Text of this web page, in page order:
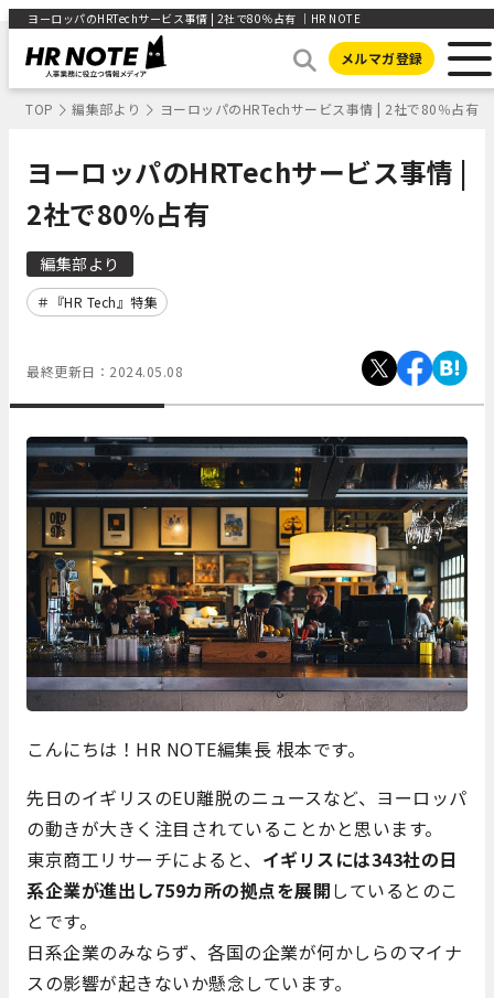
ヨーロッパのHRTechサービス事情 | 2社で80％占有 ｜HR NOTE
メルマガ登録
TOP 編集部より ヨーロッパのHRTechサービス事情 | 2社で80％占有
ヨーロッパのHRTechサービス事情 |
2社で80％占有
編集部より
『HR Tech』特集
最終更新日： 2024.05.08
こんにちは！HR NOTE編集長 根本です。
先日のイギリスのEU離脱のニュースなど、ヨーロッパ
の動きが大きく注目されていることかと思います。
東京商工リサーチによると、 イギリスには343社の日
系企業が進出し759カ所の拠点を展開しているとのこ
とです。
日系企業のみならず、各国の企業が何かしらのマイナ
スの影響が起きないか懸念しています。